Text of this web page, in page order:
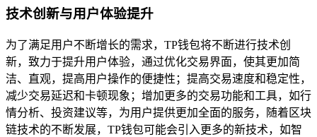
技术创新与用户体验提升
为了满足用户不断增长的需求，TP钱包将不断进行技术创
新，致力于提升用户体验，通过优化交易界面，使其更加简
洁、直观，提高用户操作的便捷性；提高交易速度和稳定性，
减少交易延迟和卡顿现象；增加更多的交易功能和工具，如行
情分析、投资建议等，为用户提供更加全面的服务，随着区块
链技术的不断发展，TP钱包可能会引入更多的新技术，如智